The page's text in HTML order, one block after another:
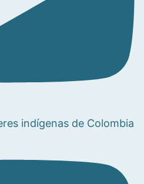
indígenas de Colombia